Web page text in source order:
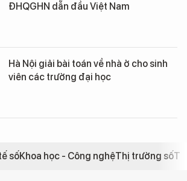
ĐHQGHN dẫn đầu Việt Nam
Hà Nội giải bài toán về nhà ở cho sinh
viên các trường đại học
sốKhoa học - Công nghệThị trường số